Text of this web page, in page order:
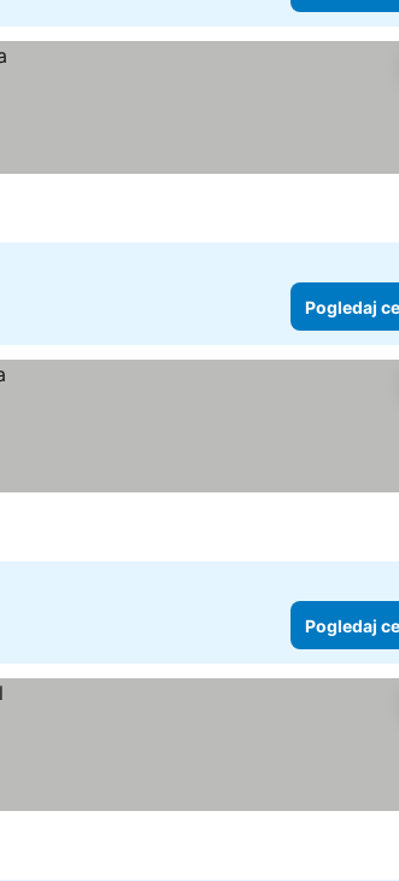
Pogledaj
Pogledaj